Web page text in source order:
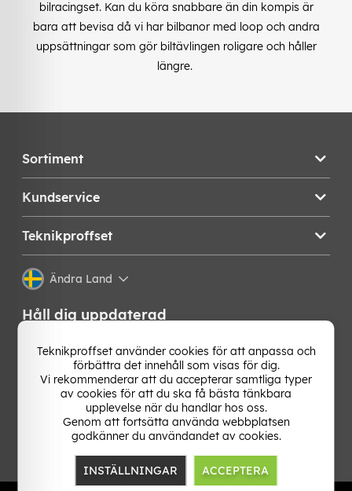
bilracingset. Kan du köra snabbare än din kompis är
bara att bevisa då vi har bilbanor med loop och andra
uppsättningar som gör biltävlingen roligare och håller
längre.
Sortiment
Kundservice
Teknikproffset
Ändra Land
Håll dig uppdaterad
Få de senaste nyheterna, hetaste erbjudandena och
bästa tipsen från oss direkt i din mejlkorg. Signa upp på
vårt nyhetsbrev!
Teknikproffset använder cookies för att anpassa och
förbättra det innehåll som visas för dig.
Vi rekommenderar att du accepterar samtliga typer
av cookies för att du ska få bästa tänkbara
upplevelse när du handlar hos oss.
Genom att fortsätta använda webbplatsen
godkänner du användandet av cookies.
INSTÄLLNINGAR ACCEPTERA